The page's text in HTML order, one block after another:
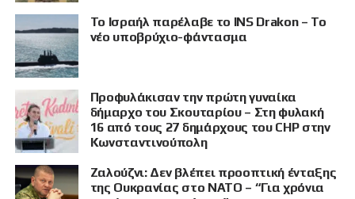
Το Ισραήλ παρέλαβε το INS Drakon – Το
νέο υποβρύχιο-φάντασμα
Προφυλάκισαν την πρώτη γυναίκα
δήμαρχο του Σκουταρίου – Στη φυλακή
16 από τους 27 δημάρχους του CHP στην
Κωνσταντινούπολη
Ζαλούζνι: Δεν βλέπει προοπτική ένταξης
της Ουκρανίας στο ΝΑΤΟ – “Για χρόνια